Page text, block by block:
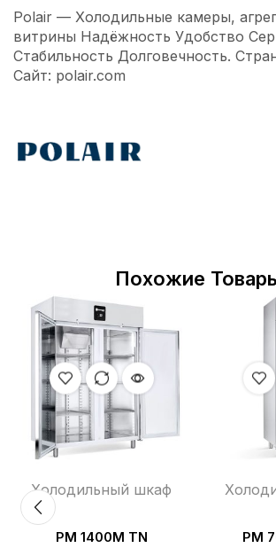
Polair — Холодильные камеры,
витрины Надёжность Удобство
Стабильность Долговечность.
Сайт: polair.com
Похожие
Холодильный шкаф
PM 1400M TN PM